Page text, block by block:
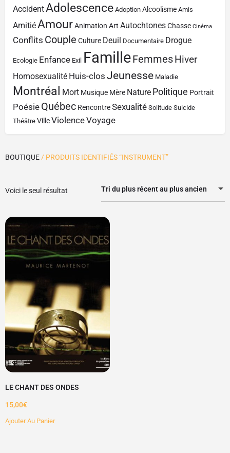
AccidentAdolescence Adoption Alcoolisme Amis
AmitiéAmourAnimation Art AutochtonesChasse Cinéma
Conflits Couple Culture Deuil Documentaire Drogue
Ecologie Enfance Exil FamilleFemmesHiver
Homosexualité Huis-clos Jeunesse Maladie
Montréal Mort Musique Mère Nature Politique Portrait
Poésie Québec RencontreSexualité Solitude Suicide
Théâtre VilleViolenceVoyage
BOUTIQUE / PRODUITS IDENTIFIÉS “INSTRUMENT”
Voici le seul résultat Tri du plus récent au plus ancien
LE CHANT DES ONDES
15,00€
Ajouter Au Panier